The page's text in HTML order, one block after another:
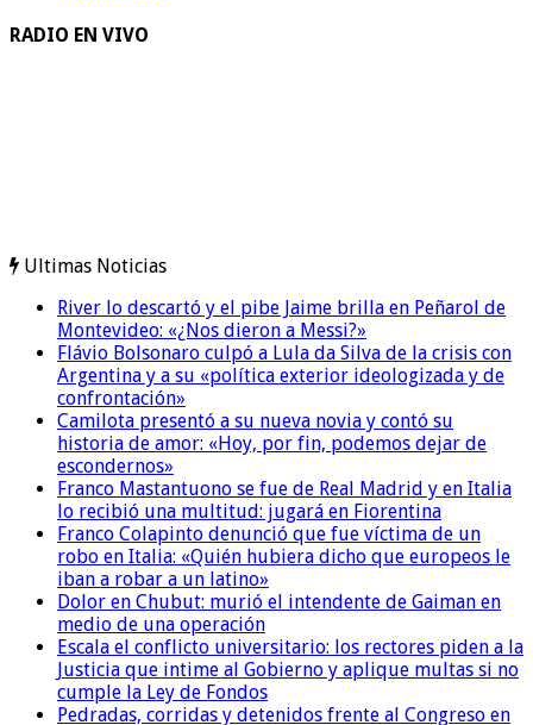
RADIO EN VIVO
Ultimas Noticias
River lo descartó y el pibe Jaime brilla en Peñarol de
Montevideo: «¿Nos dieron a Messi?»
Flávio Bolsonaro culpó a Lula da Silva de la crisis con
Argentina y a su «política exterior ideologizada y de
confrontación»
Camilota presentó a su nueva novia y contó su
historia de amor: «Hoy, por fin, podemos dejar de
escondernos»
Franco Mastantuono se fue de Real Madrid y en Italia
lo recibió una multitud: jugará en Fiorentina
Franco Colapinto denunció que fue víctima de un
robo en Italia: «Quién hubiera dicho que europeos le
iban a robar a un latino»
Dolor en Chubut: murió el intendente de Gaiman en
medio de una operación
Escala el conflicto universitario: los rectores piden a la
Justicia que intime al Gobierno y aplique multas si no
cumple la Ley de Fondos
Pedradas, corridas y detenidos frente al Congreso en